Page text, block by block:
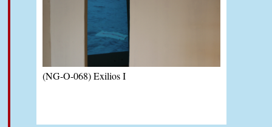
(NG-O-068) Exilios I